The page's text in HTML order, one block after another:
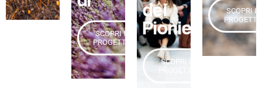
SCOPRI IL
PROGETTO
dei
Pionieri
SCOPRI IL
SCOPRI IL
PROGETTO